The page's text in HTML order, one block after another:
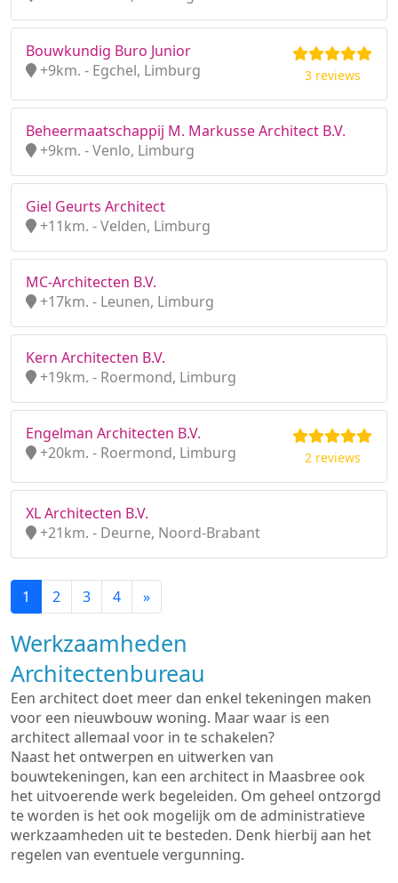
Bouwkundig Buro Junior
+9km. - Egchel, Limburg
3 reviews
Beheermaatschappij M. Markusse Architect B.V.
+9km. - Venlo, Limburg
Giel Geurts Architect
+11km. - Velden, Limburg
MC-Architecten B.V.
+17km. - Leunen, Limburg
Kern Architecten B.V.
+19km. - Roermond, Limburg
Engelman Architecten B.V.
+20km. - Roermond, Limburg
2 reviews
XL Architecten B.V.
+21km. - Deurne, Noord-Brabant
1 2 3 4 »
Werkzaamheden
Architectenbureau
Een architect doet meer dan enkel tekeningen maken
voor een nieuwbouw woning. Maar waar is een
architect allemaal voor in te schakelen?
Naast het ontwerpen en uitwerken van
bouwtekeningen, kan een architect in Maasbree ook
het uitvoerende werk begeleiden. Om geheel ontzorgd
te worden is het ook mogelijk om de administratieve
werkzaamheden uit te besteden. Denk hierbij aan het
regelen van eventuele vergunning.